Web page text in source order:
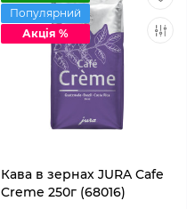
Популярний
Акція %
Кава в зернах JURA Cafe
Creme 250г (68016)